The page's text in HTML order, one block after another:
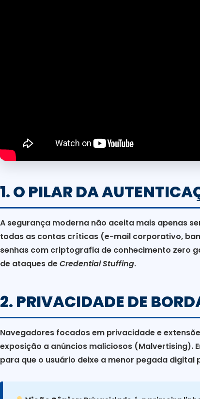
1. O PILAR DA
A segurança moderna não aceita mais apenas
todas as contas críticas (e-mail corporativo,
senhas com criptografia de conhecimento zero
de ataques deCredential Stuffing.
2. PRIVACIDADE DE
Navegadores focados em privacidade e
exposição a anúncios maliciosos (Malvertising).
para que o usuário deixe a menor pegada digital